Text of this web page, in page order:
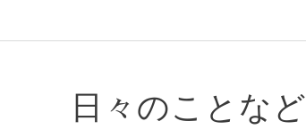
日々のことなど